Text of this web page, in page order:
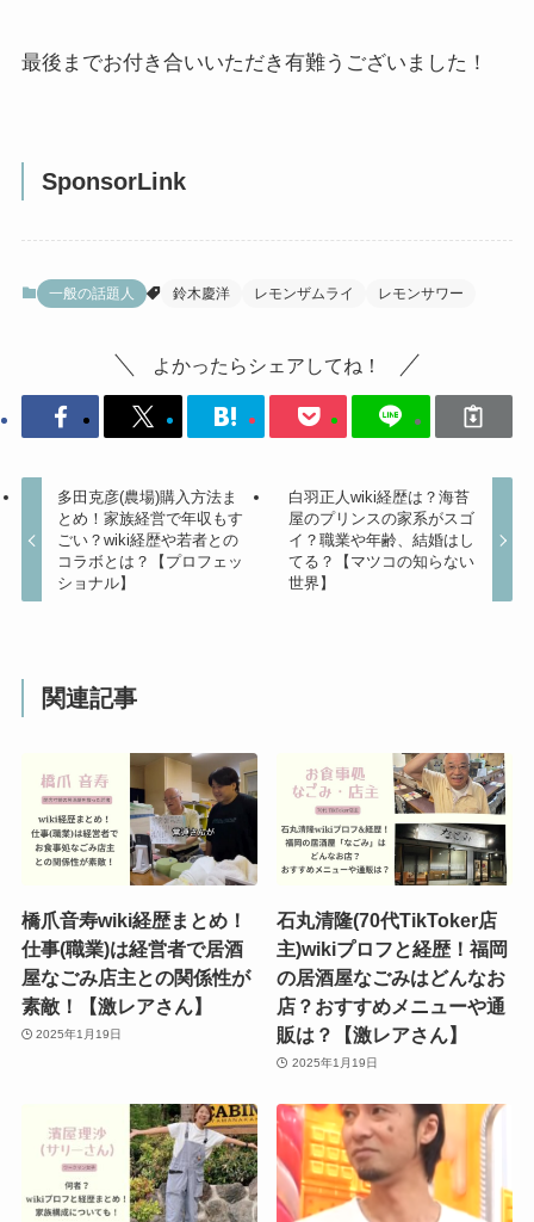
最後までお付き合いいただき有難うございました！
SponsorLink
一般の話題人 鈴木慶洋 レモンザムライ レモンサワー
よかったらシェアしてね！
多田克彦(農場)購入方法ま
とめ！家族経営で年収もす
ごい？wiki経歴や若者との
コラボとは？【プロフェッ
ショナル】
白羽正人wiki経歴は？海苔
屋のプリンスの家系がスゴ
イ？職業や年齢、結婚はし
てる？【マツコの知らない
世界】
関連記事
橋爪音寿wiki経歴まとめ！
仕事(職業)は経営者で居酒
屋なごみ店主との関係性が
素敵！【激レアさん】
2025年1月19日
石丸清隆(70代TikToker店
主)wikiプロフと経歴！福岡
の居酒屋なごみはどんなお
店？おすすめメニューや通
販は？【激レアさん】
2025年1月19日